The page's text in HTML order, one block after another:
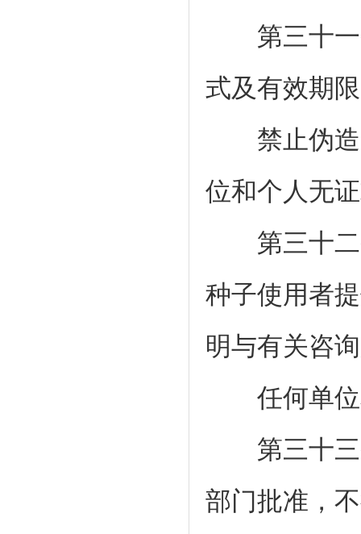
第三十一
式及有效期
禁止伪造
位和个人无
第三十二
种子使用者
明与有关咨
任何单位
第三十三
部门批准，